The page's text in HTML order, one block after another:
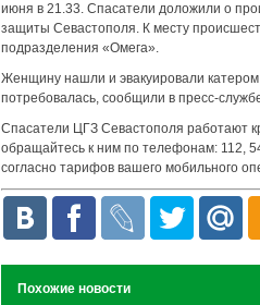
июня в 21.33. Спасатели доложили о
защиты Севастополя. К месту
подразделения «Омега».
Женщину нашли и эвакуировали
потребовалась, сообщили в пресс-
Спасатели ЦГЗ Севастополя работают
обращайтесь к ним по телефонам: 112,
согласно тарифов вашего мобильного
Похожие новости